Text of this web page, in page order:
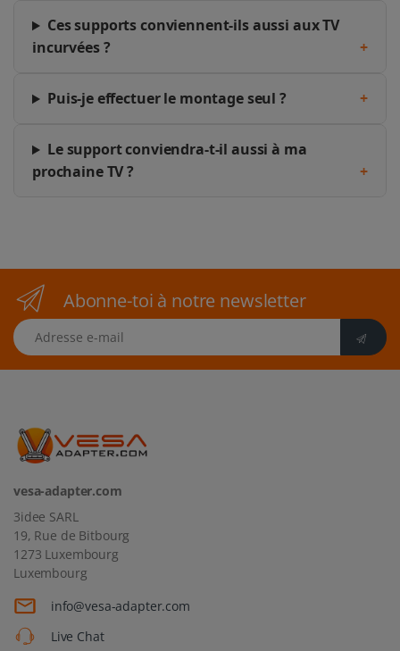
Ces supports conviennent-ils aussi aux TV
incurvées ?
+
Puis-je effectuer le montage seul ? +
Le support conviendra-t-il aussi à ma
prochaine TV ?
+
Abonne-toi à notre newsletter
Adresse e-mail
vesa-adapter.com
3idee SARL
19, Rue de Bitbourg
1273 Luxembourg
Luxembourg
info@vesa-adapter.com
Live Chat